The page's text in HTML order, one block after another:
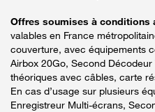
Offres soumises à conditions
valables en France
couverture, avec équipements
Airbox 20Go, Second
théoriques avec câbles, carte
En cas d’usage sur plusieurs
Enregistreur Multi-écrans,